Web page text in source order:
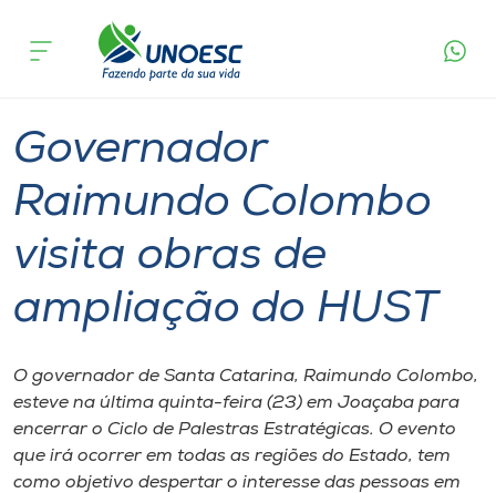
Cursos
Pesquisa
Atendimento ao Estudante
Portal de Ensino
A
Internacionalização
acontece
Governador
Raimundo Colombo
visita obras de
ampliação do HUST
O governador de Santa Catarina, Raimundo Colombo,
esteve na última quinta-feira (23) em Joaçaba para
encerrar o Ciclo de Palestras Estratégicas. O evento
que irá ocorrer em todas as regiões do Estado, tem
como objetivo despertar o interesse das pessoas em